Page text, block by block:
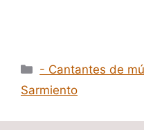
Categorías
- Cantantes de
Sarmiento